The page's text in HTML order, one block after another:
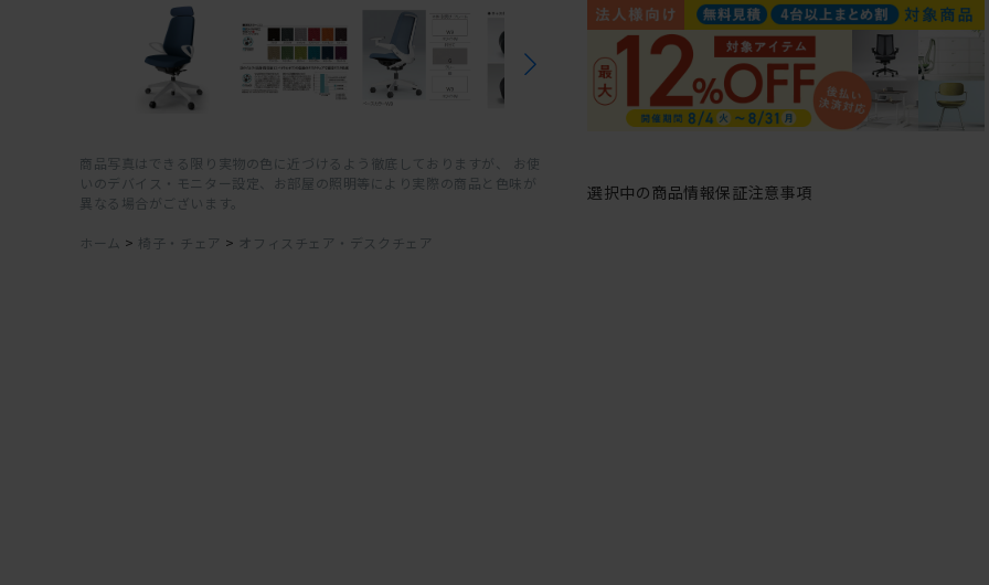
商品写真はできる限り実物の色に近づけるよう徹底しておりますが、 お使
いのデバイス・モニター設定、お部屋の照明等により実際の商品と色味が
異なる場合がございます。
ホーム > 椅子・チェア > オフィスチェア・デスクチェア
選択中の商品情報保証注意事項